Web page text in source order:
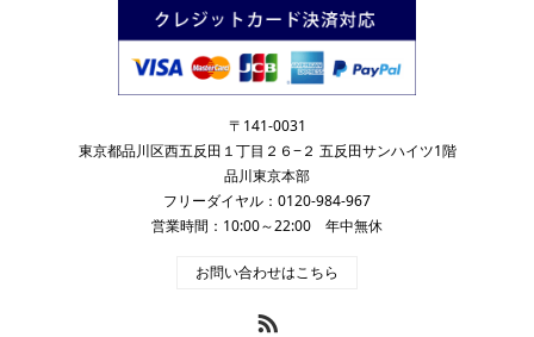
〒141-0031
東京都品川区西五反田１丁目２６−２ 五反田サンハイツ1階
品川東京本部
フリーダイヤル：0120-984-967
営業時間：10:00～22:00 年中無休
お問い合わせはこちら